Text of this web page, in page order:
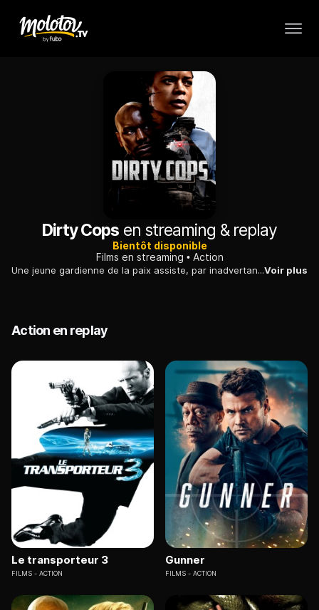
Dirty Cops en streaming & replay
Bientôt disponible
Films en streaming
Action
Une jeune gardienne de la paix assiste, par inadvertance, à l'assassinat d'un dealer par un groupe de flics des stupéfiants corrompus. Ces derniers se lancent alors à la poursuite de la policière.Voir plus
Action en replay
Le transporteur 3
FILMS ACTION
Gunner
FILMS ACTION